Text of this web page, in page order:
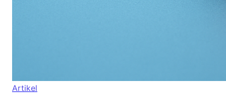
Artikel